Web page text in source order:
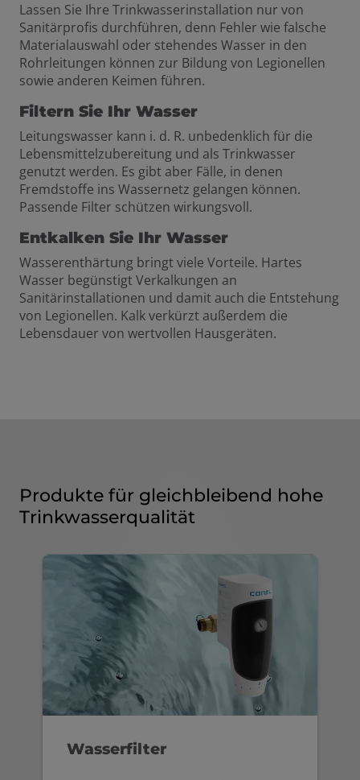
Lassen Sie Ihre Trinkwasserinstallation nur von
Sanitärprofis durchführen, denn Fehler wie falsche
Materialauswahl oder stehendes Wasser in den
Rohrleitungen können zur Bildung von Legionellen
sowie anderen Keimen führen.
Filtern Sie Ihr Wasser
Leitungswasser kann i. d. R. unbedenklich für die
Lebensmittelzubereitung und als Trinkwasser
genutzt werden. Es gibt aber Fälle, in denen
Fremdstoffe ins Wassernetz gelangen können.
Passende Filter schützen wirkungsvoll.
Entkalken Sie Ihr Wasser
Wasserenthärtung bringt viele Vorteile. Hartes
Wasser begünstigt Verkalkungen an
Sanitärinstallationen und damit auch die Entstehung
von Legionellen. Kalk verkürzt außerdem die
Lebensdauer von wertvollen Hausgeräten.
Produkte für gleichbleibend hohe
Trinkwasserqualität
Wasserfilter